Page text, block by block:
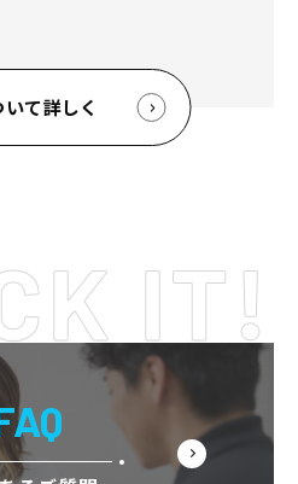
て詳しく